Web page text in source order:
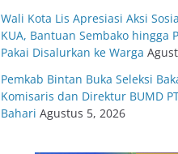
Wali Kota Lis Apresiasi Aksi
KUA, Bantuan Sembako hingga
Pakai Disalurkan ke Warga
Pemkab Bintan Buka Seleksi
Komisaris dan Direktur BUMD
Bahari Agustus 5, 2026